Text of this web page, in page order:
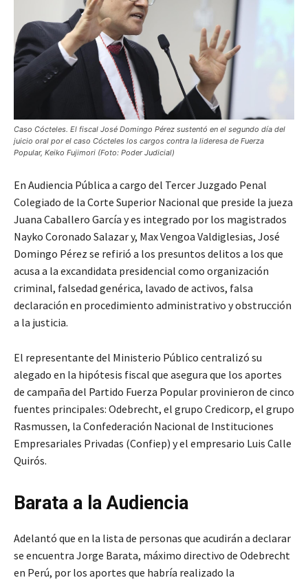
Caso Cócteles. El fiscal José Domingo Pérez sustentó en el segundo día del
juicio oral por el caso Cócteles los cargos contra la lideresa de Fuerza
Popular, Keiko Fujimori (Foto: Poder Judicial)
En Audiencia Pública a cargo del Tercer Juzgado Penal
Colegiado de la Corte Superior Nacional que preside la jueza
Juana Caballero García y es integrado por los magistrados
Nayko Coronado Salazar y, Max Vengoa Valdiglesias, José
Domingo Pérez se refirió a los presuntos delitos a los que
acusa a la excandidata presidencial como organización
criminal, falsedad genérica, lavado de activos, falsa
declaración en procedimiento administrativo y obstrucción
a la justicia.
El representante del Ministerio Público centralizó su
alegado en la hipótesis fiscal que asegura que los aportes
de campaña del Partido Fuerza Popular provinieron de cinco
fuentes principales: Odebrecht, el grupo Credicorp, el grupo
Rasmussen, la Confederación Nacional de Instituciones
Empresariales Privadas (Confiep) y el empresario Luis Calle
Quirós.
Barata a la Audiencia
Adelantó que en la lista de personas que acudirán a declarar
se encuentra Jorge Barata, máximo directivo de Odebrecht
en Perú, por los aportes que habría realizado la